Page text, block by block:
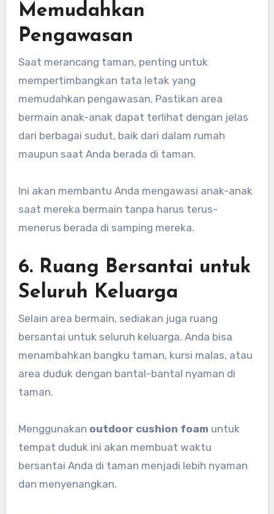
Memudahkan
Pengawasan
Saat merancang taman, penting untuk
mempertimbangkan tata letak yang
memudahkan pengawasan. Pastikan area
bermain anak-anak dapat terlihat dengan jelas
dari berbagai sudut, baik dari dalam rumah
maupun saat Anda berada di taman.
Ini akan membantu Anda mengawasi anak-anak
saat mereka bermain tanpa harus terus-
menerus berada di samping mereka.
6. Ruang Bersantai untuk
Seluruh Keluarga
Selain area bermain, sediakan juga ruang
bersantai untuk seluruh keluarga. Anda bisa
menambahkan bangku taman, kursi malas, atau
area duduk dengan bantal-bantal nyaman di
taman.
Menggunakan outdoor cushion foam untuk
tempat duduk ini akan membuat waktu
bersantai Anda di taman menjadi lebih nyaman
dan menyenangkan.